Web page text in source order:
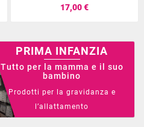
17,00 €Prezzo
PRIMA INFANZIA
Tutto per la mamma e il suo
bambino
Prodotti per la gravidanza e
l’allattamento